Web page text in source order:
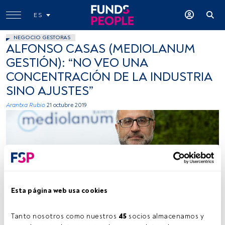
Esta página web usa cookies
Tanto nosotros como nuestros 45 socios almacenamos y
ES
NEGOCIO GESTORAS
ALFONSO CASAS (MEDIOLANUM
GESTIÓN): “NO VEO UNA
CONCENTRACIÓN DE LA INDUSTRIA
SINO AJUSTES”
Arantxa Rubio 21 octubre 2019
-